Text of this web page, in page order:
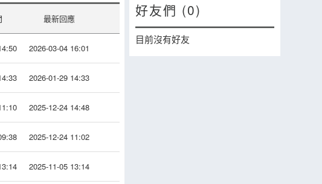
最新回應
2026-03-04 16:01
2026-01-29 14:33
2025-12-24 14:48
2025-12-24 11:02
2025-11-05 13:14
好友們 (0)
目前沒有好友